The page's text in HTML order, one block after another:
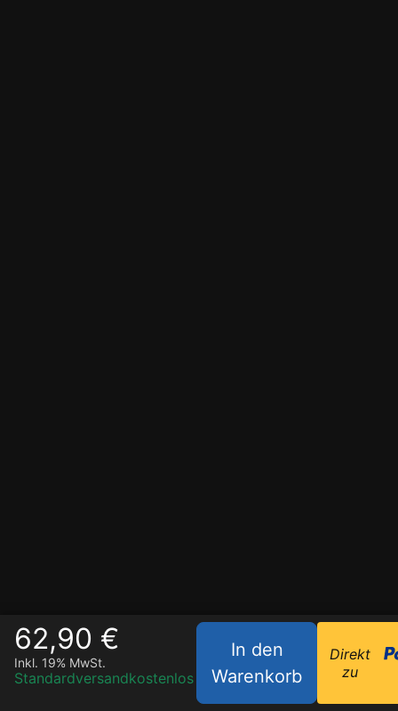
62,90 €
Inkl. 19% MwSt.
Standardversandkostenlos
In den
Warenkorb
Direkt
zu